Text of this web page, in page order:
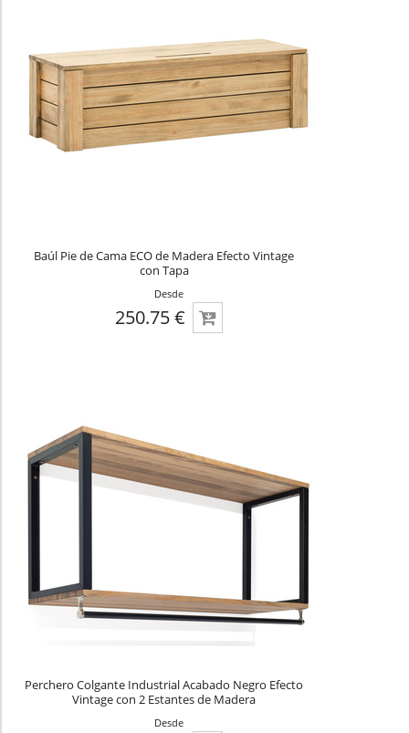
Baúl Pie de Cama ECO de Madera Efecto Vintage
con Tapa
Desde
250.75 €
Perchero Colgante Industrial Acabado Negro Efecto
Vintage con 2 Estantes de Madera
Desde